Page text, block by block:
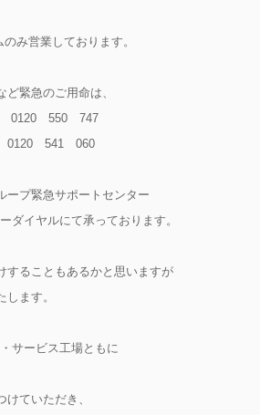
み営業しております。
緊急のご用命は、
0120 550 747
0120 541 060
ープ緊急サポートセンター
イヤルにて承っております。
することもあるかと思いますが
ます。
サービス工場ともに
ていただき、